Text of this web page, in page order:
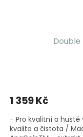
Double
1 359 Kč
- Pro kvalitní a
kvalita a čistota /